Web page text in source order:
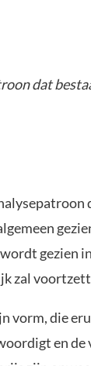
dat
gezien
zal
vorm, die
en